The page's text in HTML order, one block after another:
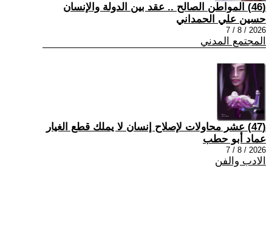
(46) المواطن الصالح .. عقد بين الدولة والإنسان
حسين علي الحمداني
2026 / 8 / 7
المجتمع المدني
(47) عشر محاولات لإصلاح إنسان لا يملك قطع الغيار
عماد أبو حطب
2026 / 8 / 7
الادب والفن